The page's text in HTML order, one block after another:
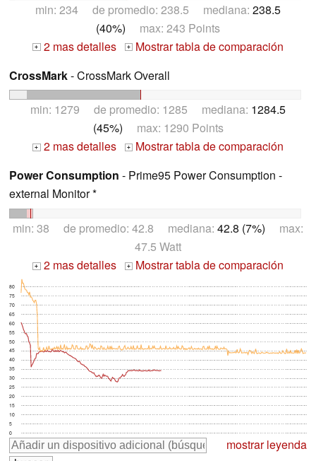
min: 234 de promedio: 238.5 mediana: 238.5
(40%) max: 243 Points
+ 2 mas detalles +
Mostrar tabla de comparación
CrossMark- CrossMark Overall
min: 1279 de promedio: 1285 mediana: 1284.5
(45%) max: 1290 Points
+ 2 mas detalles +
Mostrar tabla de comparación
Power Consumption - Prime95 Power Consumption -
external Monitor *
min: 38 de promedio: 42.8 mediana: 42.8 (7%) max:
47.5 Watt
+ 2 mas detalles + Mostrar tabla de comparación
0
5
10
15
20
25
30
35
40
45
50
55
60
65
70
75
80
mostrar leyenda